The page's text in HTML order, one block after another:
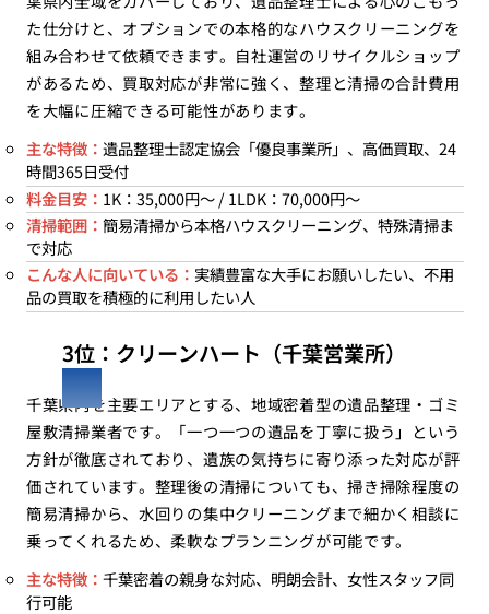
た仕分けと、オプションでの本格的なハウスクリーニングを
組み合わせて依頼できます。自社運営のリサイクルショップ
があるため、買取対応が非常に強く、整理と清掃の合計費用
を大幅に圧縮できる可能性があります。
主な特徴： 遺品整理士認定協会「優良事業所」、高価買取、24
時間365日受付
料金目安： 1K：35,000円〜 / 1LDK：70,000円〜
清掃範囲： 簡易清掃から本格ハウスクリーニング、特殊清掃ま
で対応
こんな人に向いている： 実績豊富な大手にお願いしたい、不用
品の買取を積極的に利用したい人
3位：クリーンハート（千葉営業所）
千葉県内を主要エリアとする、地域密着型の遺品整理・ゴミ
屋敷清掃業者です。「一つ一つの遺品を丁寧に扱う」という
方針が徹底されており、遺族の気持ちに寄り添った対応が評
価されています。整理後の清掃についても、掃き掃除程度の
簡易清掃から、水回りの集中クリーニングまで細かく相談に
乗ってくれるため、柔軟なプランニングが可能です。
主な特徴： 千葉密着の親身な対応、明朗会計、女性スタッフ同
行可能